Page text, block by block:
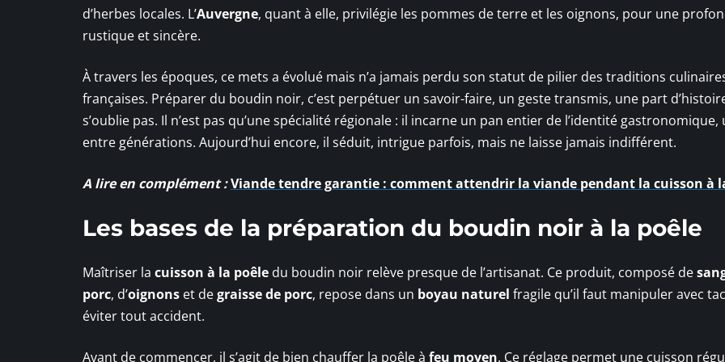
d’herbes locales. L’Auvergne, quant à elle, privilégie les pommes de terre et les oignons, pour une
rustique et sincère.
À travers les époques, ce mets a évolué mais n’a jamais perdu son statut de pilier des traditions
françaises. Préparer du boudin noir, c’est perpétuer un savoir-faire, un geste transmis, une part
s’oublie pas. Il n’est pas qu’une spécialité régionale : il incarne un pan entier de l’identité
entre générations. Aujourd’hui encore, il séduit, intrigue parfois, mais ne laisse jamais indifférent.
A lire en complément :Viande tendre garantie : comment attendrir la viande pendant la cuisson à
Les bases de la préparation du boudin noir à la poêle
Maîtriser la cuisson à la poêle du boudin noir relève presque de l’artisanat. Ce produit, composé de
porc, d’oignons et degraisse de porc, repose dans un boyau naturel fragile qu’il faut manipuler avec
éviter tout accident.
Avant de commencer, il s’agit de bien chauffer la poêle à feu moyen. Ce réglage permet une cuisson